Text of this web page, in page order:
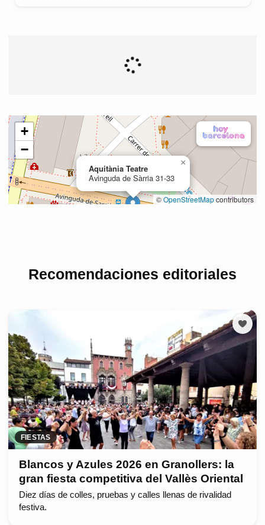
Recomendaciones editoriales
FIESTAS
Blancos y Azules 2026 en Granollers: la
gran fiesta competitiva del Vallès Oriental
Diez días de colles, pruebas y calles llenas de rivalidad
festiva.